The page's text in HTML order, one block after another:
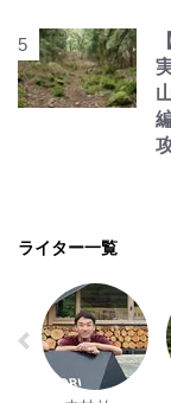
ライター一覧